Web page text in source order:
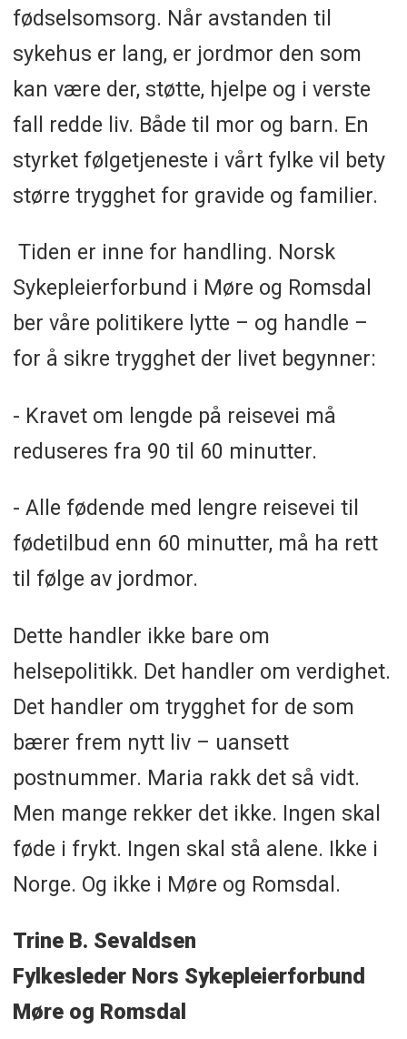
fødselsomsorg. Når avstanden til
sykehus er lang, er jordmor den som
kan være der, støtte, hjelpe og i verste
fall redde liv. Både til mor og barn. En
styrket følgetjeneste i vårt fylke vil bety
større trygghet for gravide og familier.
Tiden er inne for handling. Norsk
Sykepleierforbund i Møre og Romsdal
ber våre politikere lytte – og handle –
for å sikre trygghet der livet begynner:
- Kravet om lengde på reisevei må
reduseres fra 90 til 60 minutter.
- Alle fødende med lengre reisevei til
fødetilbud enn 60 minutter, må ha rett
til følge av jordmor.
Dette handler ikke bare om
helsepolitikk. Det handler om verdighet.
Det handler om trygghet for de som
bærer frem nytt liv – uansett
postnummer. Maria rakk det så vidt.
Men mange rekker det ikke. Ingen skal
føde i frykt. Ingen skal stå alene. Ikke i
Norge. Og ikke i Møre og Romsdal.
Trine B. Sevaldsen
Fylkesleder Nors Sykepleierforbund
Møre og Romsdal